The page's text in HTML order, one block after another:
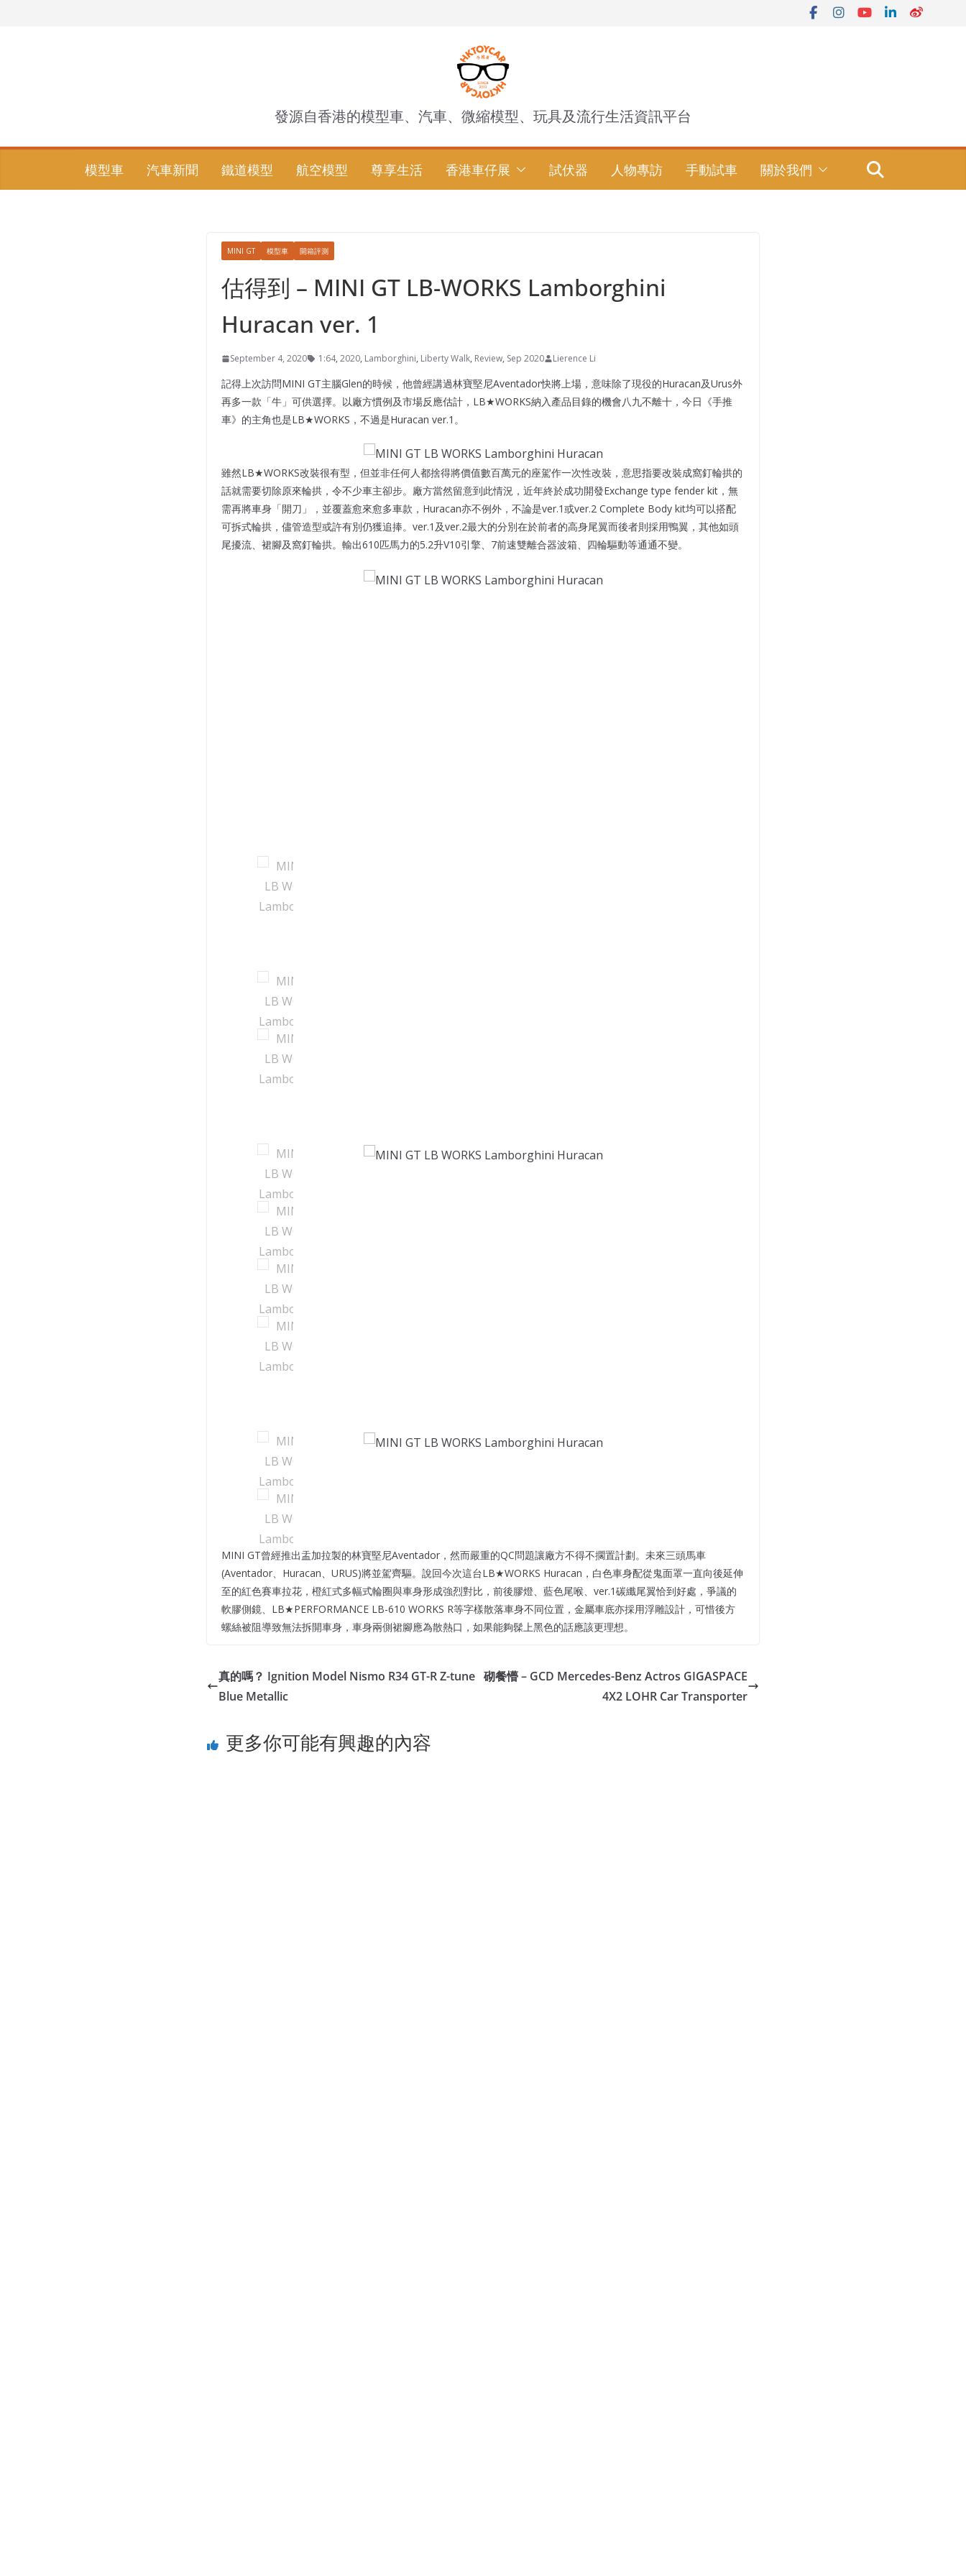
發源自香港的模型車、汽車、微縮模型、玩具及流行生活資訊平台
模型車 汽車新聞 鐵道模型 航空模型 尊享生活 香港車仔展 試伏器 人物專訪 手動試車 關於我們
MINI GT 模型車 開箱評測
估得到 – MINI GT LB-WORKS Lamborghini
Huracan ver. 1
September 4, 2020 1:64, 2020, Lamborghini, Liberty Walk, Review, Sep 2020 Lierence Li
記得上次訪問MINI GT主腦Glen的時候，他曾經講過林寶堅尼Aventador快將上場，意味除了現役的Huracan及Urus外
再多一款「牛」可供選擇。以廠方慣例及市場反應估計，LB★WORKS納入產品目錄的機會八九不離十，今日《手推
車》的主角也是LB★WORKS，不過是Huracan ver.1。
雖然LB★WORKS改裝很有型，但並非任何人都捨得將價值數百萬元的座駕作一次性改裝，意思指要改裝成窩釘輪拱的
話就需要切除原來輪拱，令不少車主卻步。廠方當然留意到此情況，近年終於成功開發Exchange type fender kit，無
需再將車身「開刀」，並覆蓋愈來愈多車款，Huracan亦不例外，不論是ver.1或ver.2 Complete Body kit均可以搭配
可拆式輪拱，儘管造型或許有別仍獲追捧。ver.1及ver.2最大的分別在於前者的高身尾翼而後者則採用鴨翼，其他如頭
尾擾流、裙腳及窩釘輪拱。輸出610匹馬力的5.2升V10引擎、7前速雙離合器波箱、四輪驅動等通通不變。
MINI GT曾經推出盂加拉製的林寶堅尼Aventador，然而嚴重的QC問題讓廠方不得不擱置計劃。未來三頭馬車
(Aventador、Huracan、URUS)將並駕齊驅。說回今次這台LB★WORKS Huracan，白色車身配從鬼面罩一直向後延伸
至的紅色賽車拉花，橙紅式多幅式輪圈與車身形成強烈對比，前後膠燈、藍色尾喉、ver.1碳纖尾翼恰到好處，爭議的
軟膠側鏡、LB★PERFORMANCE LB-610 WORKS R等字樣散落車身不同位置，金屬車底亦採用浮雕設計，可惜後方
螺絲被阻導致無法拆開車身，車身兩側裙腳應為散熱口，如果能夠髹上黑色的話應該更理想。
真的嗎？ Ignition Model Nismo R34 GT-R Z-tune
Blue Metallic
砌餐懵 – GCD Mercedes-Benz Actros GIGASPACE
4X2 LOHR Car Transporter
更多你可能有興趣的內容